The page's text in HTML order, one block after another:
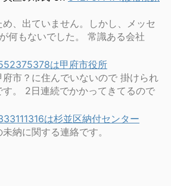
め、出ていません。しかし、メッセ
何もないでした。 常識ある会社
は甲府市役所
府市？に住んでいないので 掛けられ
す。 2日連続でかかってきてるので
は杉並区納付センター
納に関する連絡です。